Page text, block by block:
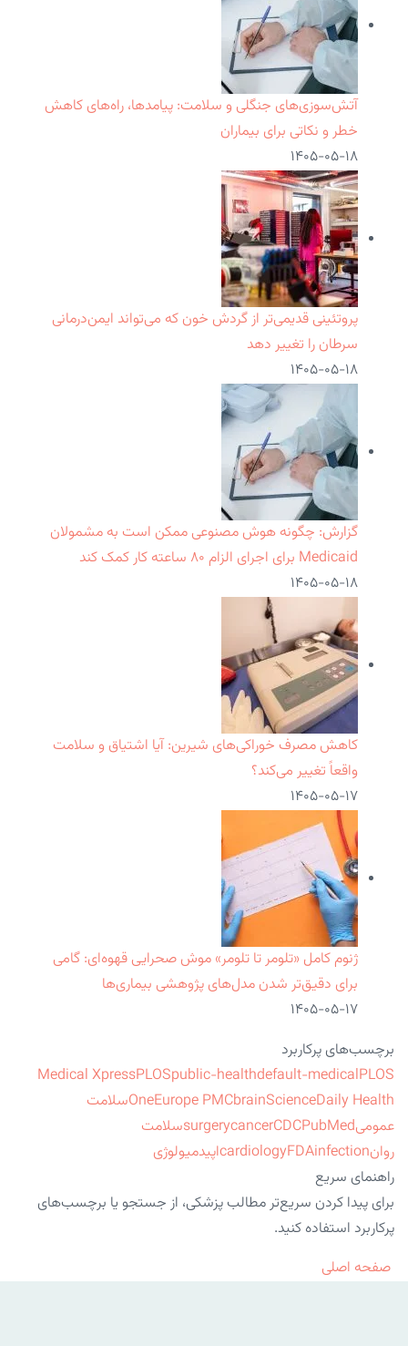
آتش‌سوزی‌های جنگلی و سلامت: پیامدها، راه‌های کاهش
خطر و نکاتی برای بیماران
۱۴۰۵-۰۵-۱۸
پروتئینی قدیمی‌تر از گردش خون که می‌تواند ایمن‌درمانی
سرطان را تغییر دهد
۱۴۰۵-۰۵-۱۸
گزارش: چگونه هوش مصنوعی ممکن است به مشمولان
Medicaid برای اجرای الزام ۸۰ ساعته کار کمک کند
۱۴۰۵-۰۵-۱۸
کاهش مصرف خوراکی‌های شیرین: آیا اشتیاق و سلامت
واقعاً تغییر می‌کند؟
۱۴۰۵-۰۵-۱۷
ژنوم کامل «تلومر تا تلومر» موش صحرایی قهوه‌ای: گامی
برای دقیق‌تر شدن مدل‌های پژوهشی بیماری‌ها
۱۴۰۵-۰۵-۱۷
برچسب‌های پرکاربرد
Medical XpressPLOSpublic-healthdefault-medicalPLOS
OneEurope PMCbrainScienceDaily Health
سلامت
عمومی
surgerycancerCDCPubMed
سلامت
روان
cardiologyFDAinfection
اپیدمیولوژی
راهنمای سریع
برای پیدا کردن سریع‌تر مطالب پزشکی، از جستجو یا برچسب‌های
پرکاربرد استفاده کنید.
صفحه اصلی